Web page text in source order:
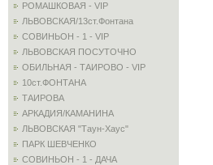
РОМАШКОВАЯ - VIP
ЛЬВОВСКАЯ/13ст.Фонтана
СОВИНЬОН - 1 - VIP
ЛЬВОВСКАЯ ПОСУТОЧНО
ОБИЛЬНАЯ - ТАИРОВО - VIP
10ст.ФОНТАНА
ТАИРОВА
АРКАДИЯ/КАМАНИНА
ЛЬВОВСКАЯ "Таун-Хаус"
ПАРК ШЕВЧЕНКО
СОВИНЬОН - 1 - ДАЧА